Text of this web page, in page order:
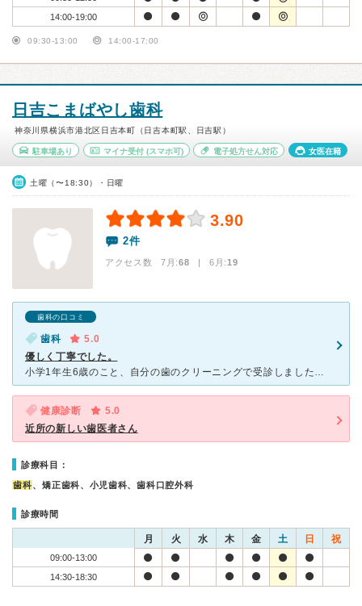
14:00-19:00
09:30-13:00 14:00-17:00
日吉こまばやし歯科
神奈川県横浜市港北区日吉本町（日吉本町駅、日吉駅）
駐車場あり マイナ受付(スマホ可) 電子処方せん対応 女医在籍
土曜（〜18:30）・日曜
3.90
2件
アクセス数 7月:68 | 6月:19
歯科の口コミ
歯科
5.0
優しく丁寧でした。
小学1年生6歳のこと、自分の歯のクリーニングで受診しました。 明るく綺麗な歯医者さんで子どもが怖がらずすんなり入りました。 まず初めに子どもを診てもらいました。虫歯はなかったので歯のお掃除とフッ素
健康診断
5.0
近所の新しい歯医者さん
診療科目：
歯科、矯正歯科、小児歯科、歯科口腔外科
診療時間
月 火 水 木 金 土 日 祝
09:00-13:00
14:30-18:30